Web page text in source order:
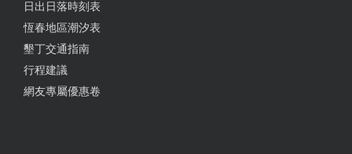
日出日落時刻表
恆春地區潮汐表
墾丁交通指南
行程建議
網友專屬優惠卷